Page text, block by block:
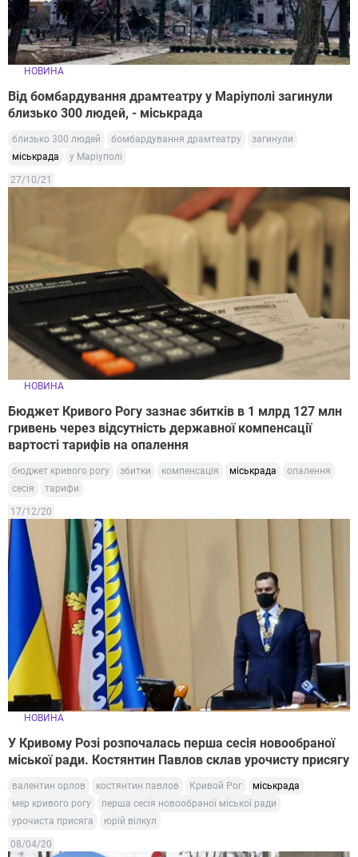
НОВИНА
Від бомбардування драмтеатру у Маріуполі загинули
близько 300 людей, - міськрада
близько 300 людей бомбардування драмтеатру
загинули
міськрада
у Маріуполі
27/10/21
НОВИНА
Бюджет Кривого Рогу зазнає збитків в 1 млрд 127 млн
гривень через відсутність державної компенсації
вартості тарифів на опалення
бюджет кривого рогу збитки компенсація міськрада
опалення
сесія
тарифи
17/12/20
НОВИНА
У Кривому Розі розпочалась перша сесія новообраної
міської ради. Костянтин Павлов склав урочисту присягу
валентин орлов костянтин павлов Кривой Рог
міськрада
мер кривого рогу
перша сесія новообраної міської ради
урочиста присяга
юрій вілкул
08/04/20